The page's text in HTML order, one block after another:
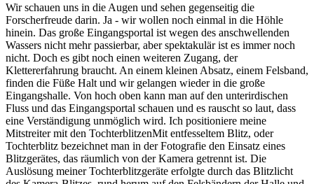
Wir schauen uns in die Augen und sehen gegenseitig die
Forscherfreude darin. Ja - wir wollen noch einmal in die Höhle
hinein. Das große Eingangsportal ist wegen des anschwellenden
Wassers nicht mehr passierbar, aber spektakulär ist es immer noch
nicht. Doch es gibt noch einen weiteren Zugang, der
Klettererfahrung braucht. An einem kleinen Absatz, einem Felsband,
finden die Füße Halt und wir gelangen wieder in die große
Eingangshalle. Von hoch oben kann man auf den unterirdischen
Fluss und das Eingangsportal schauen und es rauscht so laut, dass
eine Verständigung unmöglich wird. Ich positioniere meine
Mitstreiter mit den TochterblitzenMit entfesseltem Blitz, oder
Tochterblitz bezeichnet man in der Fotografie den Einsatz eines
Blitzgerätes, das räumlich von der Kamera getrennt ist. Die
Auslösung meiner Tochterblitzgeräte erfolgte durch das Blitzlicht